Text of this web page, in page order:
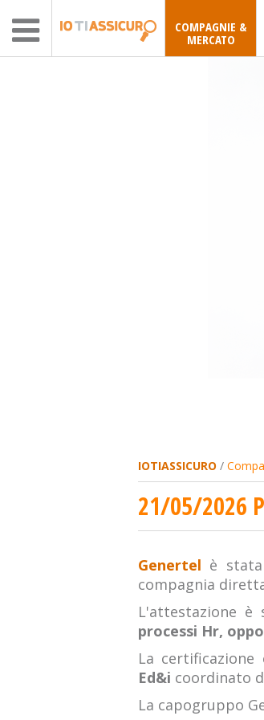
COMPAGNIE &
MERCATO
IOTIASSICURO /
21/05/2026
Genertel è stata
compagnia
L'attestazione è
processi Hr,
La
Ed&i coordinato
La capogruppo